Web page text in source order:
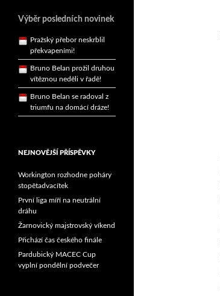
Výběr posledních novinek
Pražský přebor neskrblil
překvapeními!
Bruno Belan prožil druhou
vítěznou neděli v řadě!
Bruno Belan se radoval z
triumfu na domácí dráze!
Andy Appleton obhájil
dlouhodrážní titul!
NEJNOVĚJŠÍ PŘÍSPĚVKY
Workington rozhodne poháry
stopětadvacítek
První liga míří na neutrální
dráhu
Žarnovický majstrovský víkend
Přichází čas českého finále
Pardubický MACEC Cup
vyplní pondělní podvečer